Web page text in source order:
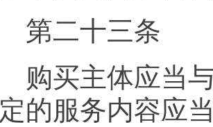
二十三条
买主体应当与
的服务内容应